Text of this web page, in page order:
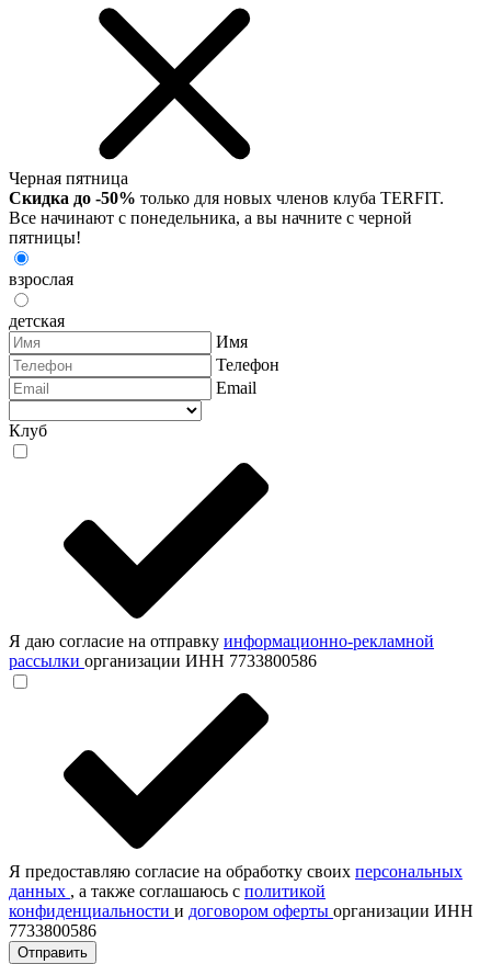
Черная пятница
Скидка до -50% только для новых членов клуба TERFIT.
Все начинают с понедельника, а вы начните с черной
пятницы!
взрослая
детская
Имя
Телефон
Email
Клуб
Я даю согласие на отправку информационно-рекламной
рассылки организации ИНН 7733800586
Я предоставляю согласие на обработку своих персональных
данных , а также соглашаюсь с политикой
конфиденциальности и договором оферты организации ИНН
7733800586
Отправить